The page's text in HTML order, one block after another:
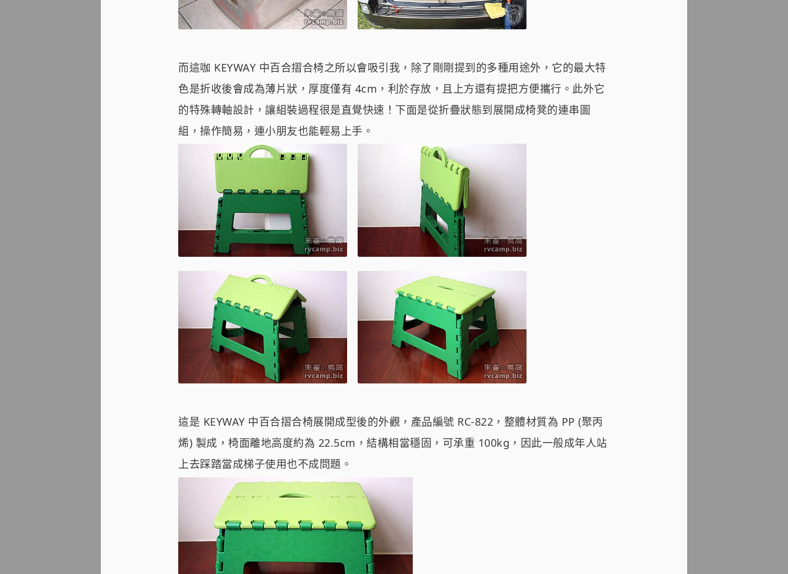
而這咖 KEYWAY 中百合摺合椅之所以會吸引我，除了剛剛提到的多種用途外，它的最大特
色是折收後會成為薄片狀，厚度僅有 4cm，利於存放，且上方還有提把方便攜行。此外它
的特殊轉軸設計，讓組裝過程很是直覺快速！下面是從折疊狀態到展開成椅凳的連串圖
組，操作簡易，連小朋友也能輕易上手。
這是 KEYWAY 中百合摺合椅展開成型後的外觀，產品編號 RC-822，整體材質為 PP (聚丙
烯) 製成，椅面離地高度約為 22.5cm，結構相當穩固，可承重 100kg，因此一般成年人站
上去踩踏當成梯子使用也不成問題。